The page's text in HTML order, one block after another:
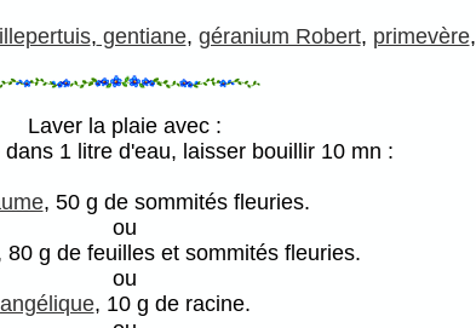
, gentiane, géranium Robert, primevère,
Laver la plaie avec :
1 litre d'eau, laisser bouillir 10 mn :
, 50 g de sommités fleuries.
ou
80 g de feuilles et sommités fleuries.
ou
angélique, 10 g de racine.